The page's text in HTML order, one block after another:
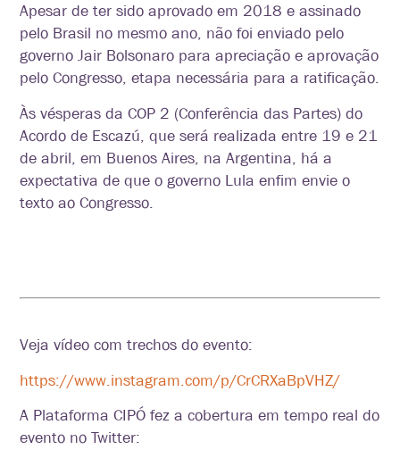
Apesar de ter sido aprovado em 2018 e assinado
pelo Brasil no mesmo ano, não foi enviado pelo
governo Jair Bolsonaro para apreciação e aprovação
pelo Congresso, etapa necessária para a ratificação.
Às vésperas da COP 2 (Conferência das Partes) do
Acordo de Escazú, que será realizada entre 19 e 21
de abril, em Buenos Aires, na Argentina, há a
expectativa de que o governo Lula enfim envie o
texto ao Congresso.
Veja vídeo com trechos do evento:
https://www.instagram.com/p/CrCRXaBpVHZ/
A Plataforma CIPÓ fez a cobertura em tempo real do
evento no Twitter: